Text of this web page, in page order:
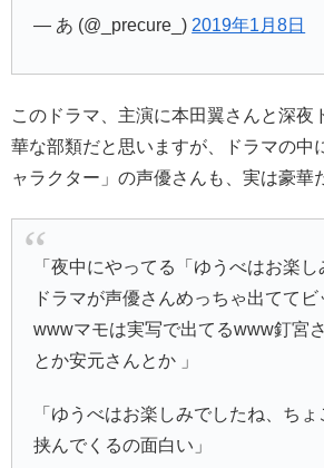
— あ (@_precure_) 2019年1月8日
このドラマ、主演に本田翼さんと深夜
華な部類だと思いますが、ドラマの中
ャラクター」の声優さんも、実は豪華
「夜中にやってる「ゆうべはお楽
ドラマが声優さんめっちゃ出てて
wwwマモは実写で出てるwww釘宮
とか安元さんとか 」
「ゆうべはお楽しみでしたね、ち
挟んでくるの面白い」